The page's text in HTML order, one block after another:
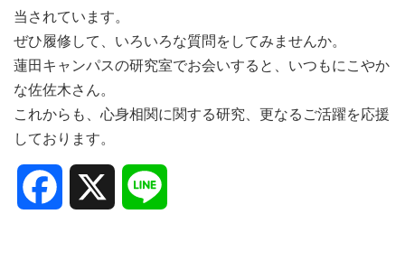
当されています。
ぜひ履修して、いろいろな質問をしてみませんか。
蓮田キャンパスの研究室でお会いすると、いつもにこやか
な佐佐木さん。
これからも、心身相関に関する研究、更なるご活躍を応援
しております。
Facebook